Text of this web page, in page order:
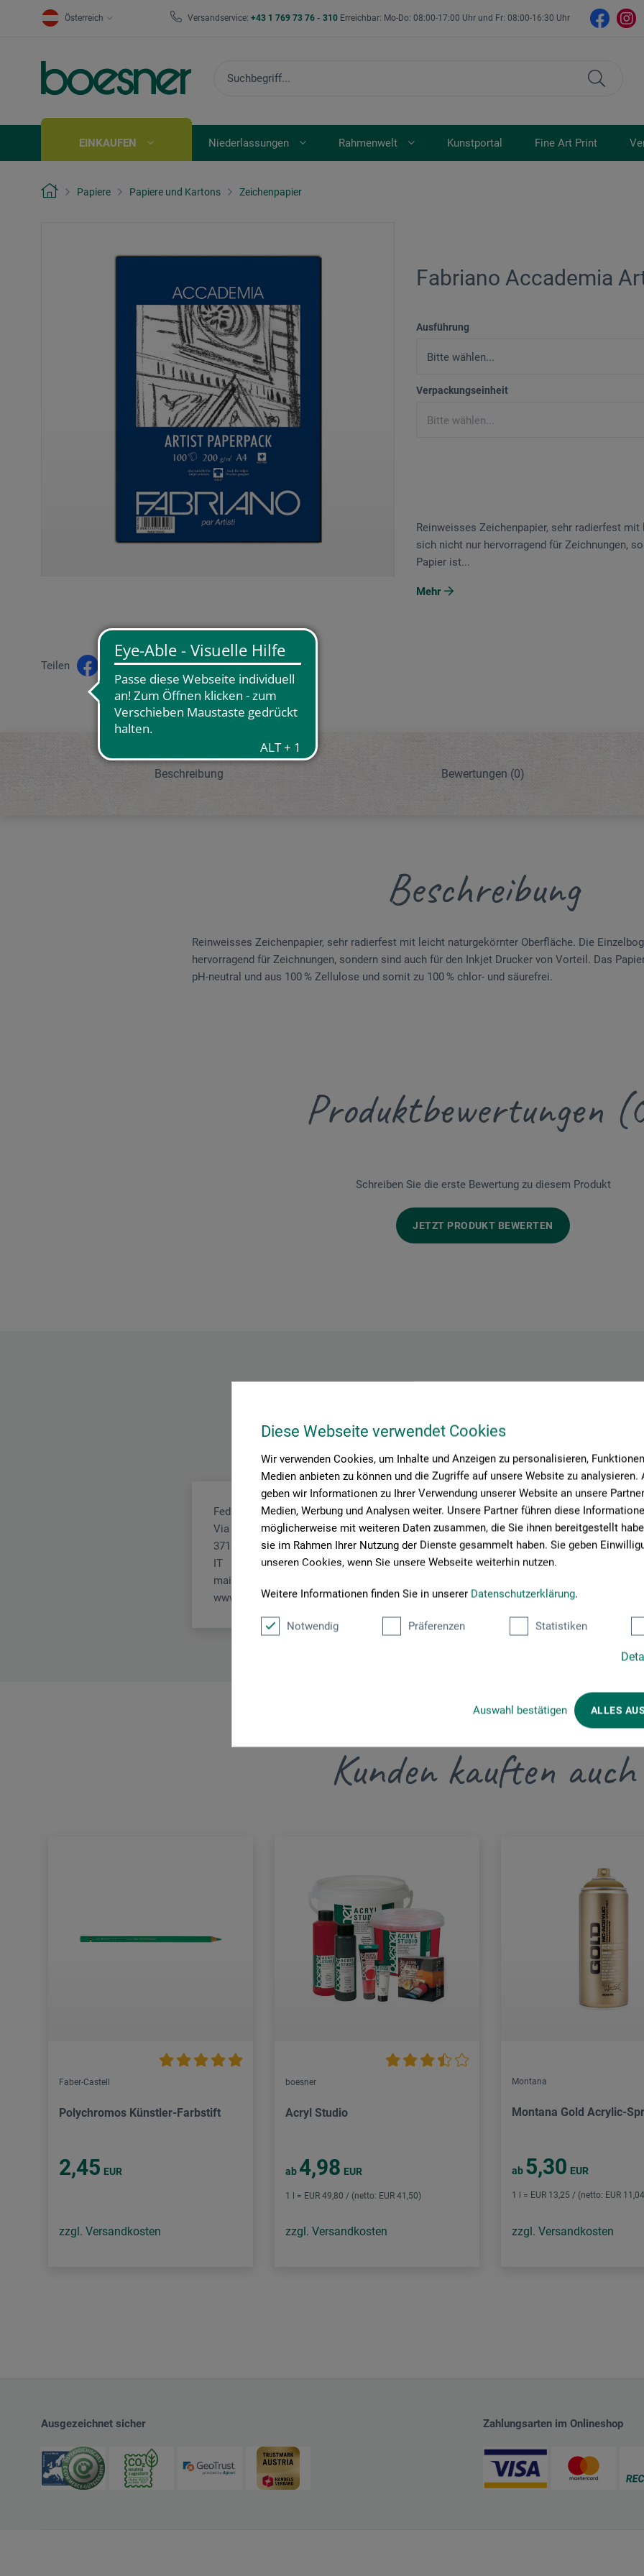
Diese Webseite verwendet Cookies
Wir verwenden Cookies, um Inhalte und Anzeigen zu personalisieren,
Medien anbieten zu können und die Zugriffe auf unsere Website zu analysieren.
geben wir Informationen zu Ihrer Verwendung unserer Website an unsere
Medien, Werbung und Analysen weiter. Unsere Partner führen diese
möglicherweise mit weiteren Daten zusammen, die Sie ihnen bereitgestellt
sie im Rahmen Ihrer Nutzung der Dienste gesammelt haben. Sie geben
unseren Cookies, wenn Sie unsere Webseite weiterhin nutzen.
Weitere Informationen finden Sie in unserer Datenschutzerklärung.
Notwendig Präferenzen Statistiken
Auswahl bestätigen ALLES
Österreich Versandservice: +43 1 769 73 76 - 310 Erreichbar: Mo-Do: 08:00-17:00 Uhr und Fr: 08:00-16:30 Uhr
EINKAUFEN Niederlassungen Rahmenwelt Kunstportal Fine Art Print
Papiere Papiere und Kartons Zeichenpapier
Fabriano Accademia
Ausführung
Verpackungseinheit
Teilen
Reinweisses Zeichenpapier, sehr radierfest
sich nicht nur hervorragend für Zeichnungen,
Papier ist...
Mehr
Beschreibung Bewertungen (0)
Beschreibung
Reinweisses Zeichenpapier, sehr radierfest mit leicht naturgekörnter Oberfläche. Die
hervorragend für Zeichnungen, sondern sind auch für den Inkjet Drucker von Vorteil. Das
pH-neutral und aus 100 % Zellulose und somit zu 100 % chlor- und säurefrei.
Produktbewertungen
Schreiben Sie die erste Bewertung zu diesem Produkt
JETZT PRODUKT BEWERTEN
Hier finden Sie die Kontaktdaten des Herstellers zu diesem
Fedrigoni S.p.A.
Via Enrico Fermi 13/F
37135 Verona (VR)
IT
mail@fabriano.com
www.fabriano.com
Kunden kauften auch
Faber-Castell
Polychromos Künstler-Farbstift
2,45 EUR
zzgl. Versandkosten
boesner
Acryl Studio
ab 4,98 EUR
1 l = EUR 49,80 / (netto: EUR 41,50)
zzgl. Versandkosten
Montana
Montana Gold Acrylic-
ab 5,30 EUR
1 l = EUR 13,25 / (netto: EUR
zzgl. Versandkosten
Ausgezeichnet sicher Zahlungsarten im Onlineshop